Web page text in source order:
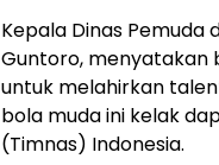
Kepala Dinas Pemuda
Guntoro, menyatakan
untuk melahirkan
bola muda ini kelak
(Timnas) Indonesia.